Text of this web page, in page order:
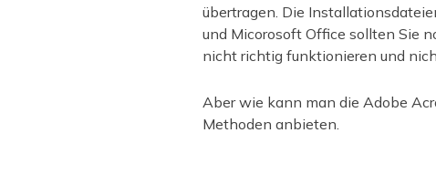
übertragen. Die
und Micorosoft Office sollten Sie
nicht richtig funktionieren und
Aber wie kann man die Adobe
Methoden anbieten.